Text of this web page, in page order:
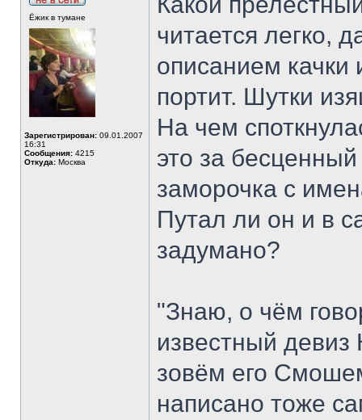
Ёжик в тумане
Зарегистрирован: 09.01.2007
16:31
Сообщения: 4215
Откуда: Москва
читается легко,
описанием качки
портит. Шутки
На чем
это за
заморочка с
Путал ли он и в
задумано?
"Знаю, о чём
известный
зовём его
написано тоже